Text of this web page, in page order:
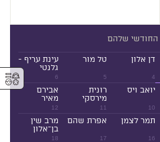
החודשי שלהם
4
דן אלון
5
טל מור
6
עינת עריף -
גלנטי
10
יואב ויס
11
רונית
מירסקי
12
אבירם
מאיר
16
תמר לצמן
17
אפרת שהם
18
מרב שין
בן־אלון
⚥︎